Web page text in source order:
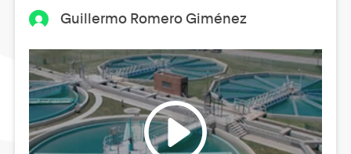
Guillermo Romero Giménez